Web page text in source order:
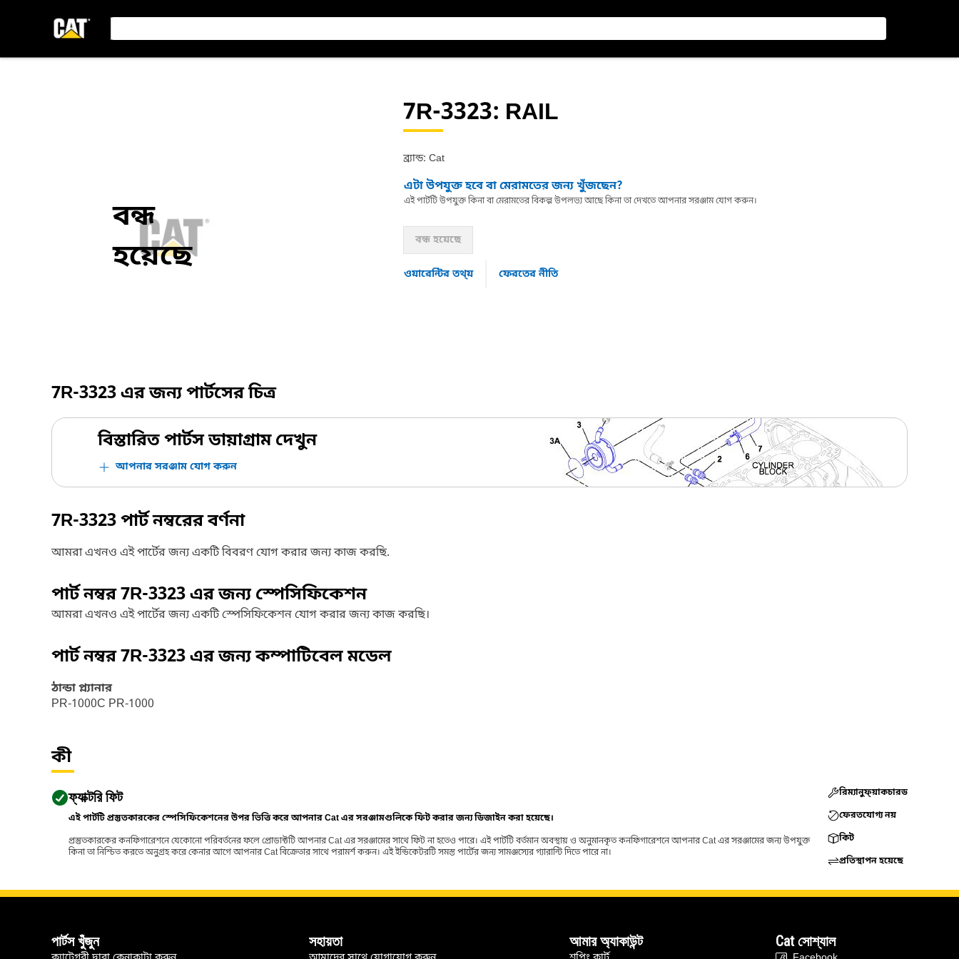
বন্ধ
হয়েছে
7R-3323: RAIL
ব্র্যান্ড: Cat
এটা উপযুক্ত হবে বা মেরামতের জন্য খুঁজছেন?
এই পার্টটি উপযুক্ত কিনা বা মেরামতের বিকল্প উপলভ্য আছে কিনা তা দেখতে আপনার সরঞ্জাম যোগ করুন।
বন্ধ হয়েছে
ওয়ারেন্টির তথ্য় ফেরতের নীতি
7R-3323এর জন্য পার্টসের চিত্র
বিস্তারিত পার্টস ডায়াগ্রাম দেখুন
আপনার সরঞ্জাম যোগ করুন
7R-3323পার্ট নম্বরের বর্ণনা
আমরা এখনও এই পার্টের জন্য একটি বিবরণ যোগ করার জন্য কাজ করছি.
পার্ট নম্বর7R-3323এর জন্য স্পেসিফিকেশন
আমরা এখনও এই পার্টের জন্য একটি স্পেসিফিকেশন যোগ করার জন্য কাজ করছি।
পার্ট নম্বর7R-3323এর জন্য কম্পাটিবেল মডেল
ঠান্ডা প্ল্যানার
PR-1000C PR-1000
কী
ফ্যাক্টরি ফিট
এই পার্টটি প্রস্তুতকারকের স্পেসিফিকেশনের উপর ভিত্তি করে আপনার Cat এর সরঞ্জামগুলিকে ফিট করার জন্য ডিজাইন করা হয়েছে।
প্রস্তুতকারকের কনফিগারেশনে যেকোনো পরিবর্তনের ফলে প্রোডাক্টটি আপনার Cat এর সরঞ্জামের সাথে ফিট না হতেও পারে। এই পার্টটি বর্তমান অবস্থায় ও অনুমানকৃত কনফিগারেশনে আপনার Cat এর সরঞ্জামের জন্য উপযুক্ত
কিনা তা নিশ্চিত করতে অনুগ্রহ করে কেনার আগে আপনার Cat বিক্রেতার সাথে পরামর্শ করুন। এই ইন্ডিকেটরটি সমস্ত পার্টের জন্য সামঞ্জস্যের গ্যারান্টি দিতে পারে না।
রিম্যানুফ্য়াকচারড
ফেরতযোগ্য নয়
কিট
প্রতিস্থাপন হয়েছে
পার্টস খুঁজুন সহায়তা আমার অ্যাকাউন্ট Cat সোশ্যাল